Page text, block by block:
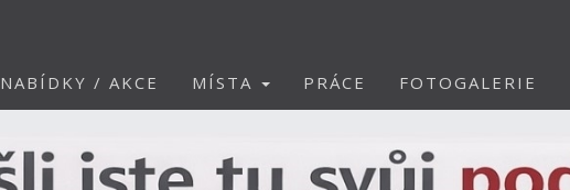
NABÍDKY / AKCE MÍSTA PRÁCE FOTOGALERIE